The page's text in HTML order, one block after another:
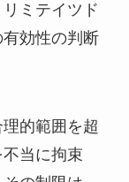
ミテイツド
効性の判断
的範囲を超
当に拘束